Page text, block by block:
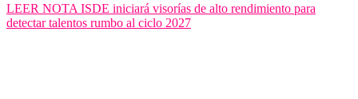
LEER NOTA ISDE iniciará visorías de alto rendimiento para
detectar talentos rumbo al ciclo 2027